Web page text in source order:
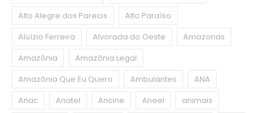
Alto Alegre dos Parecis
Alto Paraíso
Aluízio Ferreira
Alvorada do Oeste
Amazonas
Amazônia
Amazônia Legal
Amazônia Que Eu Quero
Ambulantes
ANA
Anac
Anatel Ancine Aneel
animais